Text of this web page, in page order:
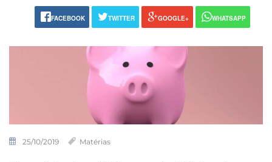
FACEBOOK TWITTER GOOGLE+ WHATSAPP
25/10/2019 Matérias